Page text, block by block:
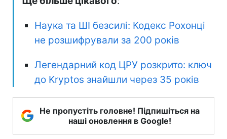
Наука та ШІ безсилі: Кодекс Рохонці
не розшифрували за 200 років
Легендарний код ЦРУ розкрито: ключ
до Kryptos знайшли через 35 років
Не пропустіть головне! Підпишіться на
наші оновлення в Google!